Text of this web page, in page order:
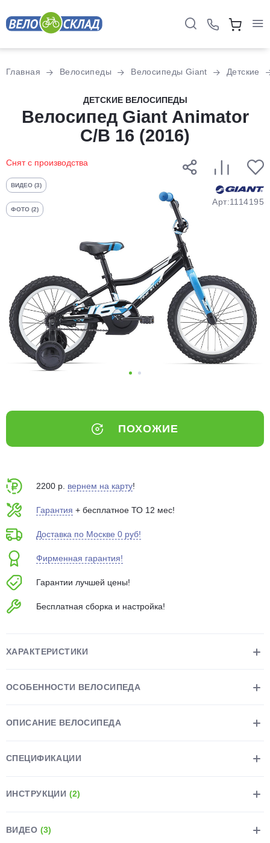
Главная Велосипеды Велосипеды Giant Детские
ДЕТСКИЕ ВЕЛОСИПЕДЫ
Велосипед Giant Animator
C/B 16 (2016)
Снят с производства
ВИДЕО (3)
ФОТО (2)
Арт:1114195
ПОХОЖИЕ
2200 р. вернем на карту!
Гарантия + бесплатное ТО 12 мес!
Доставка по Москве 0 руб!
Фирменная гарантия!
Гарантии лучшей цены!
Бесплатная сборка и настройка!
ХАРАКТЕРИСТИКИ
ОСОБЕННОСТИ ВЕЛОСИПЕДА
ОПИСАНИЕ ВЕЛОСИПЕДА
СПЕЦИФИКАЦИИ
ИНСТРУКЦИИ (2)
ВИДЕО (3)
Разбейте
оплатуна части
без переплат
График платежей
Добавляйте товары
в корзину
Оплачивайте сегодня только
25% картой любого банка
выбранный способом
Оставшиеся75% будут
Подробнее
Остались вопросы?